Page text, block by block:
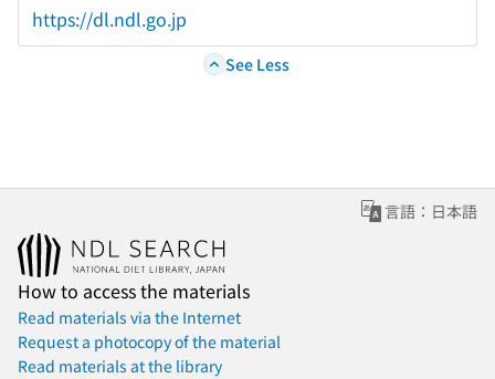
https://dl.ndl.go.jp
See Less
言語：日本語
How to access the materials
Read materials via the Internet
Request a photocopy of the material
Read materials at the library